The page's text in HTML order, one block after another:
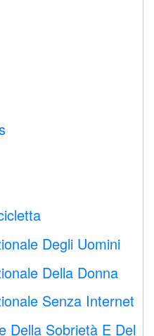
Degli Uomini
Della Donna
Senza Internet
Della Sobrietà E Del